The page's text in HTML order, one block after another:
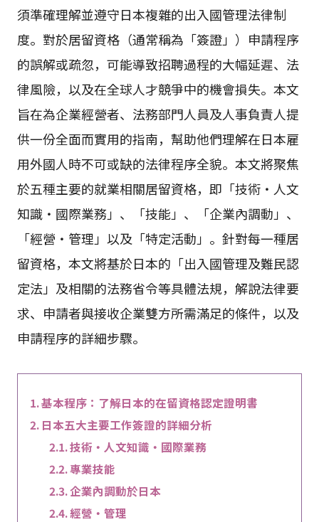
須準確理解並遵守日本複雜的出入國管理法律制
度。對於居留資格（通常稱為「簽證」）申請程序
的誤解或疏忽，可能導致招聘過程的大幅延遲、法
律風險，以及在全球人才競爭中的機會損失。本文
旨在為企業經營者、法務部門人員及人事負責人提
供一份全面而實用的指南，幫助他們理解在日本雇
用外國人時不可或缺的法律程序全貌。本文將聚焦
於五種主要的就業相關居留資格，即「技術・人文
知識・國際業務」、「技能」、「企業內調動」、
「經營・管理」以及「特定活動」。針對每一種居
留資格，本文將基於日本的「出入國管理及難民認
定法」及相關的法務省令等具體法規，解說法律要
求、申請者與接收企業雙方所需滿足的條件，以及
申請程序的詳細步驟。
基本程序：了解日本的在留資格認定證明書
日本五大主要工作簽證的詳細分析
技術・人文知識・國際業務
專業技能
企業內調動於日本
經營・管理